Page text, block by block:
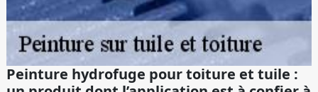
Peinture hydrofuge pour toiture et tuile :